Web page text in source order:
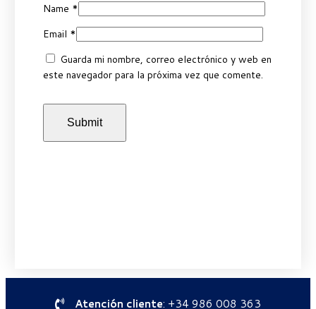
Name *
Email *
Guarda mi nombre, correo electrónico y web en
este navegador para la próxima vez que comente.
Atención cliente: +34 986 008 363